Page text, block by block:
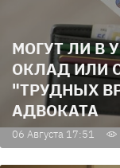
МОГУТ ЛИ В
ОКЛАД ИЛИ
"ТРУДНЫХ
АДВОКАТА
06 Августа 17:51